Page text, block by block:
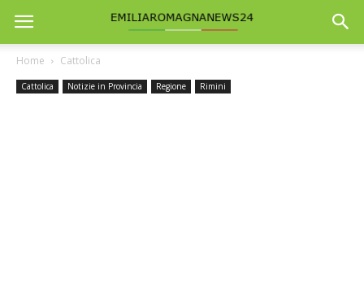
Home Cattolica
Cattolica Notizie in Provincia Regione Rimini